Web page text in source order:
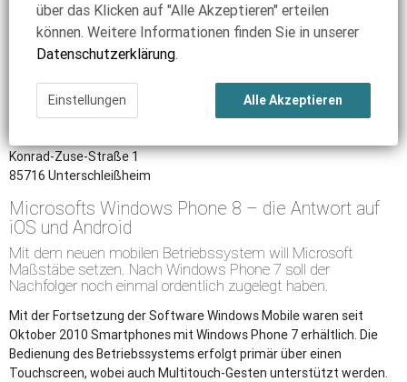
iPhone Tarifvergleich
News
Ratgeber
Surfsticks
iPad Tarifvergleich
News
Internetanbieter
DSL Tarife
News
Microsoft Deutschland GmbH
Konrad-Zuse-Straße 1
85716 Unterschleißheim
Microsofts Windows Phone 8 – die Antwort auf
iOS und Android
Mit dem neuen mobilen Betriebssystem will Microsoft
Maßstäbe setzen. Nach Windows Phone 7 soll der
Nachfolger noch einmal ordentlich zugelegt haben.
Mit der Fortsetzung der Software Windows Mobile waren seit
Oktober 2010 Smartphones mit Windows Phone 7 erhältlich. Die
Bedienung des Betriebssystems erfolgt primär über einen
Touchscreen, wobei auch Multitouch-Gesten unterstützt werden.
über das Klicken auf "Alle Akzeptieren" erteilen
können. Weitere Informationen finden Sie in unserer
Datenschutzerklärung.
Einstellungen Alle Akzeptieren